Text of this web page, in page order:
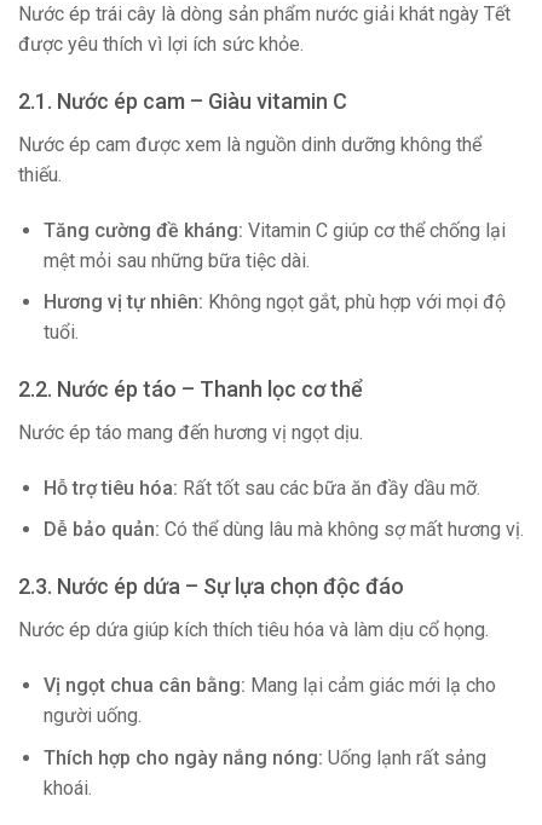
Nước ép trái cây là dòng sản phẩm nước giải khát ngày Tết
được yêu thích vì lợi ích sức khỏe.
2.1. Nước ép cam – Giàu vitamin C
Nước ép cam được xem là nguồn dinh dưỡng không thể
thiếu.
Tăng cường đề kháng: Vitamin C giúp cơ thể chống lại
mệt mỏi sau những bữa tiệc dài.
Hương vị tự nhiên: Không ngọt gắt, phù hợp với mọi độ
tuổi.
2.2. Nước ép táo – Thanh lọc cơ thể
Nước ép táo mang đến hương vị ngọt dịu.
Hỗ trợ tiêu hóa: Rất tốt sau các bữa ăn đầy dầu mỡ.
Dễ bảo quản: Có thể dùng lâu mà không sợ mất hương vị.
2.3. Nước ép dứa – Sự lựa chọn độc đáo
Nước ép dứa giúp kích thích tiêu hóa và làm dịu cổ họng.
Vị ngọt chua cân bằng: Mang lại cảm giác mới lạ cho
người uống.
Thích hợp cho ngày nắng nóng: Uống lạnh rất sảng
khoái.